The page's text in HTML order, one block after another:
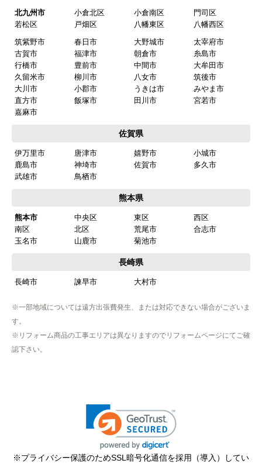
北九州市
小倉北区 小倉南区
門司区
若松区
戸畑区 八幡東区
八幡西区
筑紫野市
春日市 大野城市
太宰府市
古賀市
福津市 朝倉市
糸島市
行橋市
豊前市 中間市
大牟田市
久留米市
柳川市 八女市
筑後市
大川市
小郡市 うきは市
みやま市
直方市
飯塚市 田川市
宮若市
嘉麻市
佐賀県
伊万里市 唐津市 嬉野市
小城市
鹿島市
神埼市 佐賀市
多久市
武雄市
鳥栖市
熊本県
熊本市 中央区 東区
西区
南区
北区 荒尾市
合志市
玉名市
山鹿市 菊池市
長崎県
長崎市 諫早市 大村市
※一部地域については遠方出張費発生、または対応できない場合がございま
す。
※リフォーム商品の工事エリアは異なりますのでリフォームページにてご確
認下さい。
※プライバシー保護のためSSL暗号化通信を採用（導入）してい